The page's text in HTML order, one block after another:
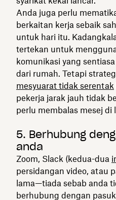
Anda juga perlu
berkaitan kerja sebaik
untuk hari itu.
tertekan untuk
komunikasi yang
dari rumah. Tetapi
mesyuarat tidak serentak
pekerja jarak jauh tidak
perlu membalas mesej di
5. Berhubung
anda
Zoom, Slack (kedua-dua
persidangan video, atau
lama—tiada sebab anda
berhubung dengan